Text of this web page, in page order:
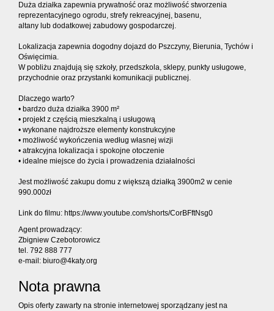
Duża działka zapewnia prywatność oraz możliwość stworzenia
reprezentacyjnego ogrodu, strefy rekreacyjnej, basenu,
altany lub dodatkowej zabudowy gospodarczej.
Lokalizacja zapewnia dogodny dojazd do Pszczyny, Bierunia, Tychów i
Oświęcimia.
W pobliżu znajdują się szkoły, przedszkola, sklepy, punkty usługowe,
przychodnie oraz przystanki komunikacji publicznej.
Dlaczego warto?
• bardzo duża działka 3900 m²
• projekt z częścią mieszkalną i usługową
• wykonane najdroższe elementy konstrukcyjne
• możliwość wykończenia według własnej wizji
• atrakcyjna lokalizacja i spokojne otoczenie
• idealne miejsce do życia i prowadzenia działalności
Jest możliwość zakupu domu z większą działką 3900m2 w cenie
990.000zł
Link do filmu: https://www.youtube.com/shorts/CorBFftNsg0
Agent prowadzący:
Zbigniew Czebotorowicz
tel. 792 888 777
e-mail: biuro@4katy.org
Nota prawna
Opis oferty zawarty na stronie internetowej sporządzany jest na